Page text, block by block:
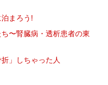
泊まろう!
ち〜腎臓病・透析患者の東
」しちゃった人